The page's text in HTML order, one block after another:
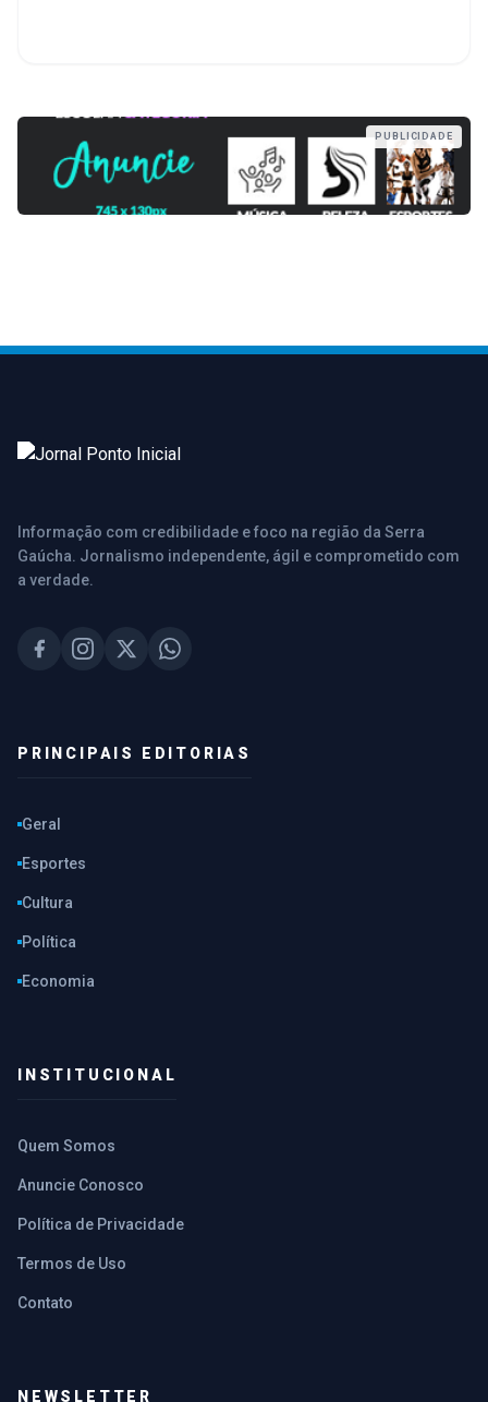
PUBLICIDADE
Informação com credibilidade e foco na região da Serra
Gaúcha. Jornalismo independente, ágil e comprometido com
a verdade.
PRINCIPAIS EDITORIAS
Geral
Esportes
Cultura
Política
Economia
INSTITUCIONAL
Quem Somos
Anuncie Conosco
Política de Privacidade
Termos de Uso
Contato
NEWSLETTER